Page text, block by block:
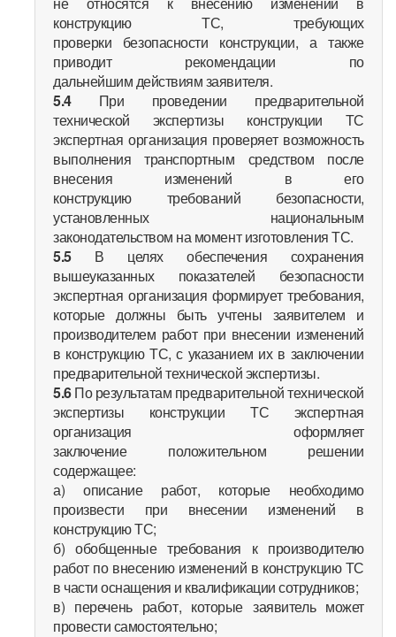
конструкцию ТС, требующих
проверки безопасности конструкции, а также
приводит рекомендации по
дальнейшим действиям заявителя.
5.4При проведении предварительной
технической экспертизы конструкции ТС
экспертная организация проверяет возможность
выполнения транспортным средством после
внесения изменений в его
конструкцию требований безопасности,
установленных национальным
законодательством на момент изготовления ТС.
5.5В целях обеспечения сохранения
вышеуказанных показателей безопасности
экспертная организация формирует требования,
которые должны быть учтены заявителем и
производителем работ при внесении изменений
в конструкцию ТС, с указанием их в заключении
предварительной технической экспертизы.
5.6По результатам предварительной технической
экспертизы конструкции ТС экспертная
организация оформляет
заключение положительном решении
содержащее:
а) описание работ, которые необходимо
произвести при внесении изменений в
конструкцию ТС;
б) обобщенные требования к производителю
работ по внесению изменений в конструкцию ТС
в части оснащения и квалификации сотрудников;
в) перечень работ, которые заявитель может
провести самостоятельно;